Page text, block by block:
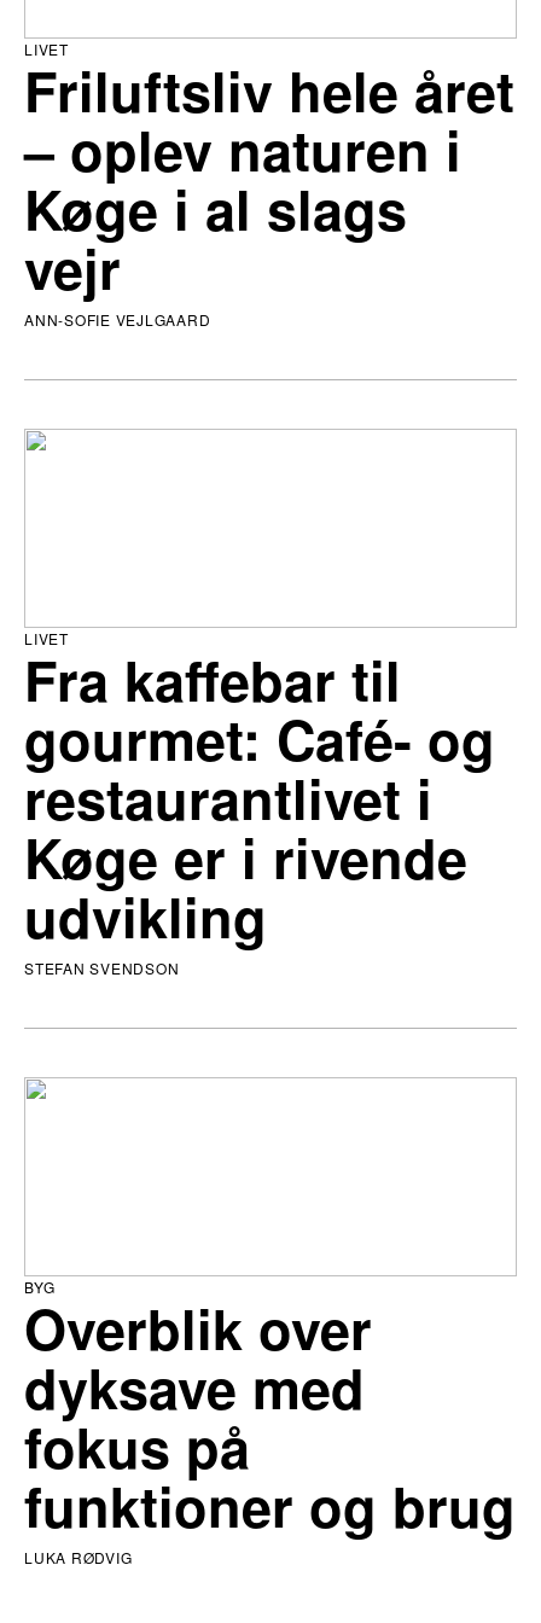
Friluftsliv hele året
– oplev naturen i
Køge i al slags
vejr
LIVET
ANN-SOFIE VEJLGAARD
Fra kaffebar til
gourmet: Café- og
restaurantlivet i
Køge er i rivende
udvikling
LIVET
STEFAN SVENDSON
Overblik over
dyksave med
fokus på
funktioner og brug
BYG
LUKA RØDVIG